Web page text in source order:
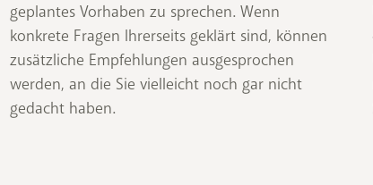
geplantes Vorhaben zu sprechen. Wenn
konkrete Fragen Ihrerseits geklärt sind, können
zusätzliche Empfehlungen ausgesprochen
werden, an die Sie vielleicht noch gar nicht
gedacht haben.